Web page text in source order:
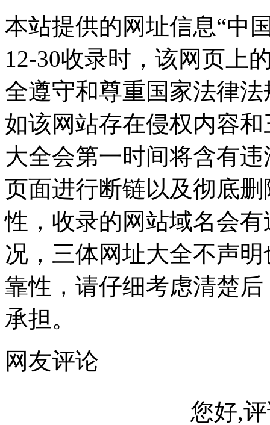
本站提供的网址信息“中
12-30收录时，该网页上
全遵守和尊重国家法律
如该网站存在侵权内容
大全会第一时间将含有
页面进行断链以及彻底
性，收录的网站域名会
况，三体网址大全不声
靠性，请仔细考虑清楚
承担。
网友评论
您好,